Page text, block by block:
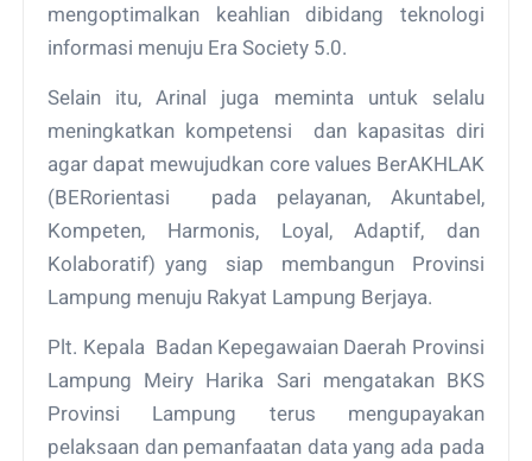
mengoptimalkan keahlian dibidang teknologi
informasi menuju Era Society 5.0.
Selain itu, Arinal juga meminta untuk selalu
meningkatkan kompetensi dan kapasitas diri
agar dapat mewujudkan core values BerAKHLAK
(BERorientasi pada pelayanan, Akuntabel,
Kompeten, Harmonis, Loyal, Adaptif, dan
Kolaboratif) yang siap membangun Provinsi
Lampung menuju Rakyat Lampung Berjaya.
Plt. Kepala Badan Kepegawaian Daerah Provinsi
Lampung Meiry Harika Sari mengatakan BKS
Provinsi Lampung terus mengupayakan
pelaksaan dan pemanfaatan data yang ada pada